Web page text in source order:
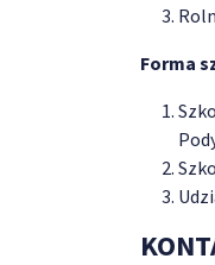
Forma